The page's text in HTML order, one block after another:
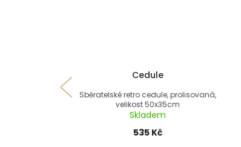
Cedule
Sběratelské retro cedule, prolisovaná,
velikost 50x35cm
Skladem
535 Kč